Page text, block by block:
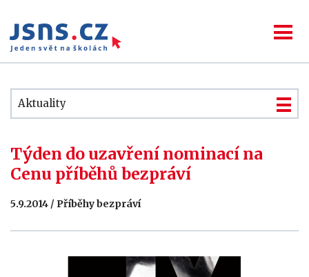
Aktuality
Týden do uzavření nominací na
Cenu příběhů bezpráví
5.9.2014 / Příběhy bezpráví